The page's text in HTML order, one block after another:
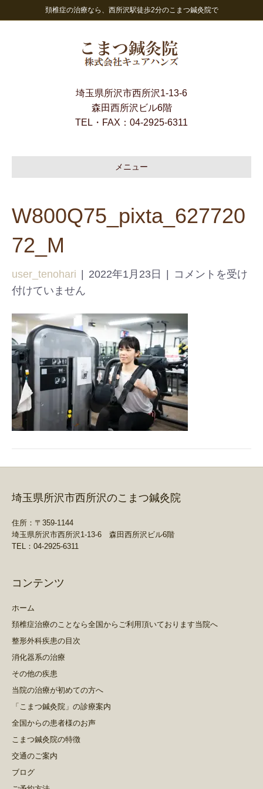
頚椎症の治療なら、西所沢駅徒歩2分のこまつ鍼灸院で
埼玉県所沢市西所沢1-13-6
森田西所沢ビル6階
TEL・FAX： 04-2925-6311
メニュー
W800Q75_pixta_627720
72_M
user_tenohari 2022年1月23日
コメントを受け
付けていません
埼玉県所沢市西所沢のこまつ鍼灸院
住所：〒359-1144
埼玉県所沢市西所沢1-13-6 森田西所沢ビル6階
TEL：04-2925-6311
コンテンツ
ホーム
頚椎症治療のことなら全国からご利用頂いております当院へ
整形外科疾患の目次
消化器系の治療
その他の疾患
当院の治療が初めての方へ
「こまつ鍼灸院」の診療案内
全国からの患者様のお声
こまつ鍼灸院の特徴
交通のご案内
ブログ